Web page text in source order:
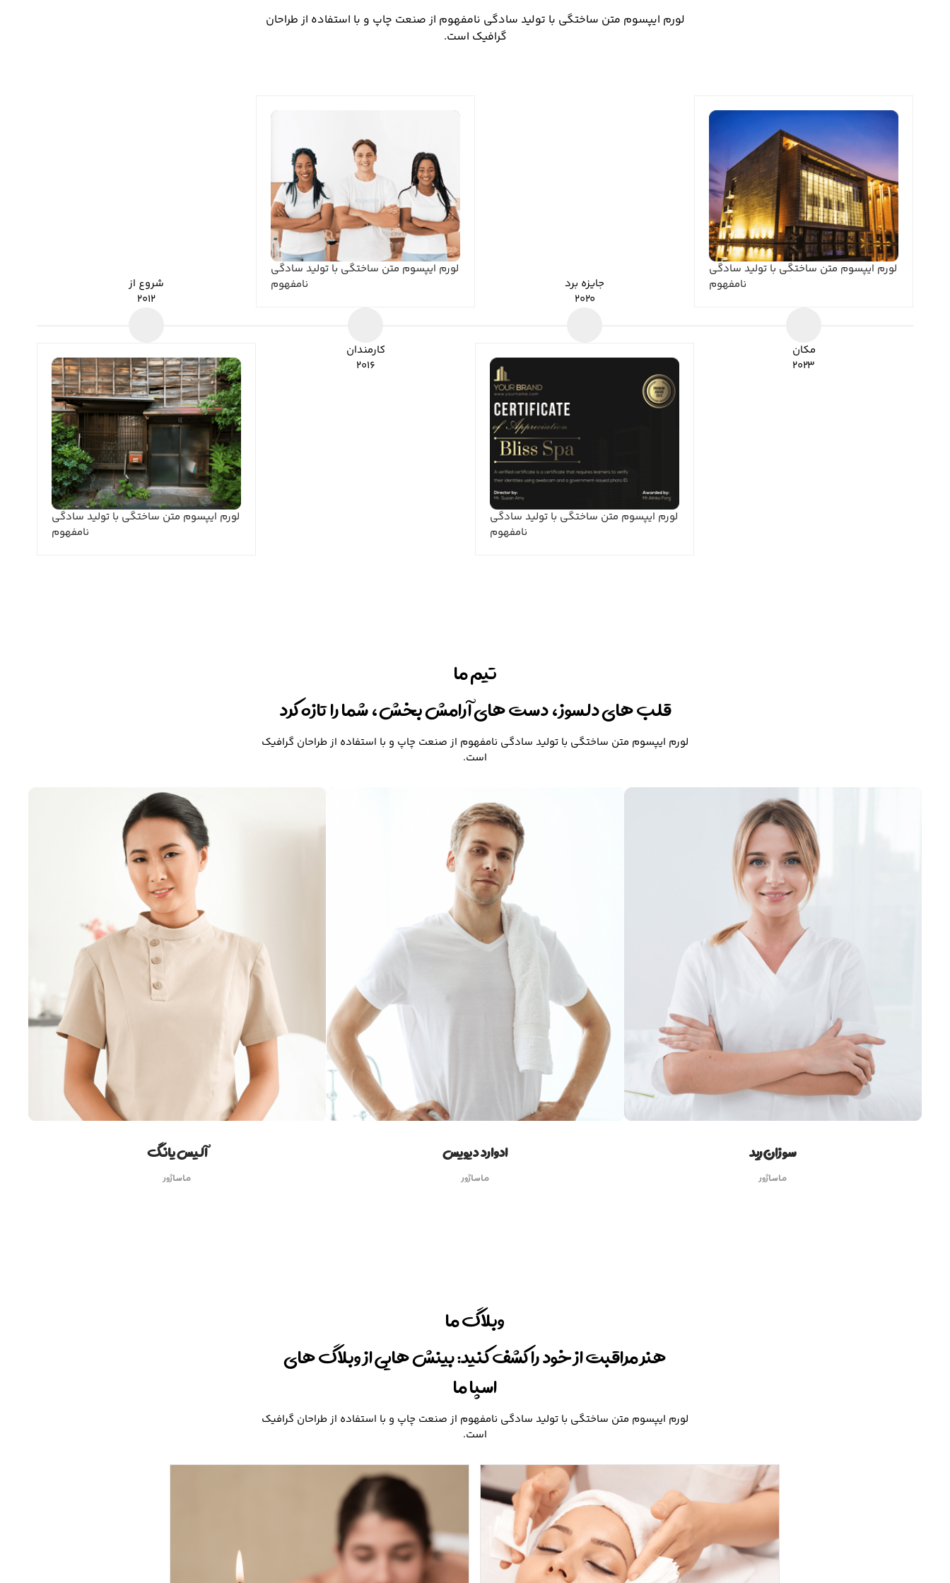
لورم ایپسوم متن ساختگی با تولید سادگی نامفهوم از صنعت چاپ و با استفاده از طراحان
گرافیک است.
شروع از
۲۰۱۲
لورم ایپسوم متن ساختگی با تولید سادگی
نامفهوم
کارمندان
۲۰۱۶
لورم ایپسوم متن ساختگی با تولید سادگی
نامفهوم
جایزه برد
۲۰۲۰
لورم ایپسوم متن ساختگی با تولید سادگی
نامفهوم
مکان
۲۰۲۳
لورم ایپسوم متن ساختگی با تولید سادگی
نامفهوم
تیم ما
قلب های دلسوز، دست های آرامش بخش، شما را تازه کرد
لورم ایپسوم متن ساختگی با تولید سادگی نامفهوم از صنعت چاپ و با استفاده از طراحان گرافیک
است.
سوزان رید
ماساژور
ادوارد دیویس
ماساژور
آلیس یانگ
ماساژور
وبلاگ ما
هنر مراقبت از خود را کشف کنید: بینش هایی از وبلاگ های
اسپا ما
لورم ایپسوم متن ساختگی با تولید سادگی نامفهوم از صنعت چاپ و با استفاده از طراحان گرافیک
است.